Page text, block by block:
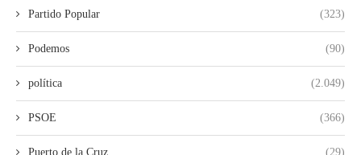
Partido Popular (323)
Podemos (90)
política (2.049)
PSOE (366)
Puerto de la Cruz (29)